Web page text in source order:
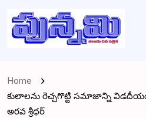
Home
కులాలను రెచ్చగొట్టి సమాజాన్ని
అరవ శ్రీధర్